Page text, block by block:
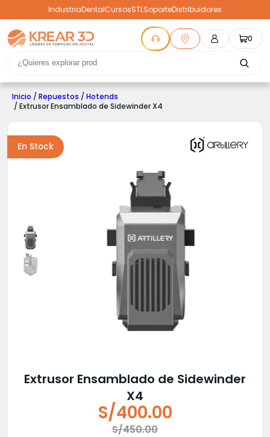
IndustriaDentalCursosSTLSoporteDistribuidores
0
Inicio / Repuestos / Hotends
/ Extrusor Ensamblado de Sidewinder X4
En Stock
Extrusor Ensamblado de Sidewinder
X4
S/450.00
S/400.00